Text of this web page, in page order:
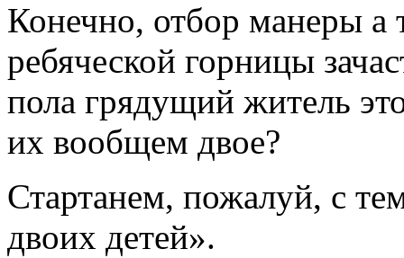
Конечно, отбор манеры а
ребяческой горницы
пола грядущий житель
их вообщем двое?
Стартанем, пожалуй, с
двоих детей».